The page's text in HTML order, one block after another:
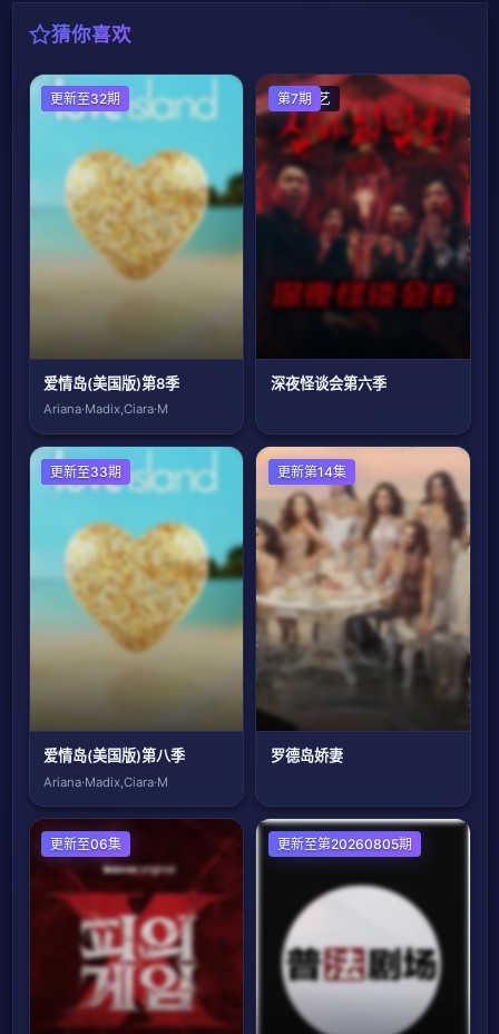
猜你喜欢
欧美综艺
更新至32期
爱情岛(美国版)第8季
Ariana·Madix,Ciara·M
日韩综艺
第7期
深夜怪谈会第六季
欧美综艺
更新至33期
爱情岛(美国版)第八季
Ariana·Madix,Ciara·M
欧美综艺
更新第14集
罗德岛娇妻
日韩综艺
更新至06集 大陆综艺
更新至第20260805期